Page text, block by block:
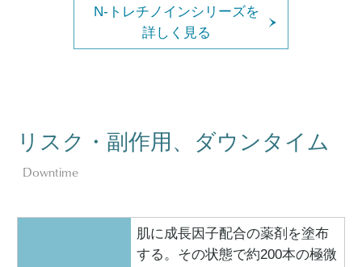
N-トレチノインシリーズを
詳しく見る
リスク・副作用、ダウンタイム
Downtime
肌に成長因子配合の薬剤を塗布
する。その状態で約200本の極微